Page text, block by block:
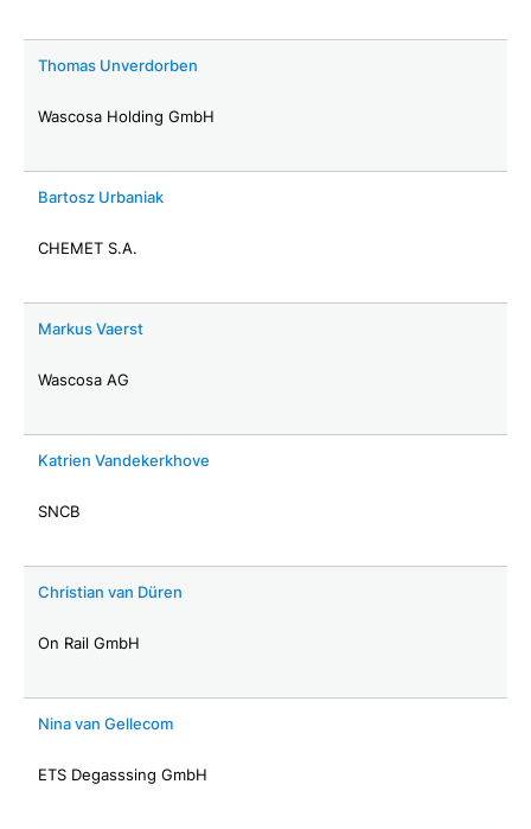
Thomas Unverdorben
Wascosa Holding GmbH
Bartosz Urbaniak
CHEMET S.A.
Markus Vaerst
Wascosa AG
Katrien Vandekerkhove
SNCB
Christian van Düren
On Rail GmbH
Nina van Gellecom
ETS Degasssing GmbH